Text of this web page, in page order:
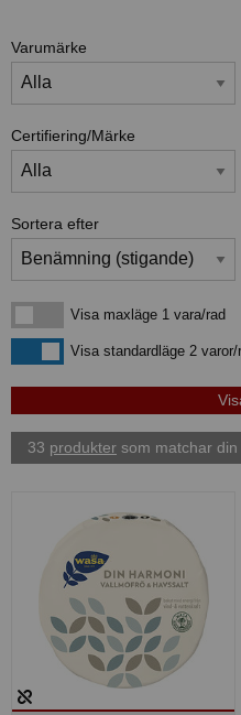
Varumärke
Certifiering/Märke
Sortera efter
Visa maxläge 1 vara/rad
Visa maxläge 1 vara/rad
Visa standardlägeVisa standardläge 2 varor/
33 produkter som matchar din